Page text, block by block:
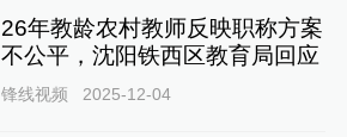
26年教龄农村教师反映职称方案
不公平，沈阳铁西区教育局回应
锋线视频 2025-12-04